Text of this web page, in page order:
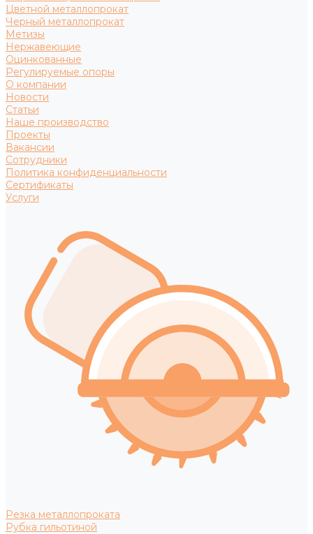
Цветной металлопрокат
Черный металлопрокат
Метизы
Нержавеющие
Оцинкованные
Регулируемые опоры
О компании
Новости
Статьи
Наше производство
Проекты
Вакансии
Сотрудники
Политика конфиденциальности
Сертификаты
Услуги
Резка металлопроката
Рубка гильотиной